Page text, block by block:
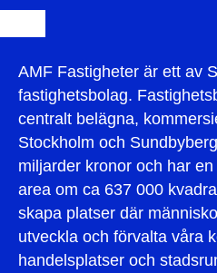
AMF Fastigheter är ett av
fastighetsbolag.
centralt belägna,
Stockholm och
miljarder kronor och har
area om ca 637 000
skapa platser där
utveckla och förvalta våra
handelsplatser och